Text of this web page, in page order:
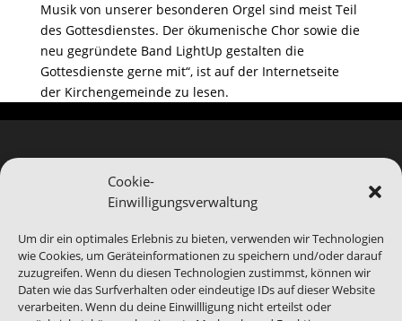
Cookie-
Einwilligungsverwaltung
Um dir ein optimales Erlebnis zu bieten, verwenden wir Technologien
wie Cookies, um Geräteinformationen zu speichern und/oder darauf
zuzugreifen. Wenn du diesen Technologien zustimmst, können wir
Daten wie das Surfverhalten oder eindeutige IDs auf dieser Website
verarbeiten. Wenn du deine Einwillligung nicht erteilst oder
Musik von unserer besonderen Orgel sind meist Teil
des Gottesdienstes. Der ökumenische Chor sowie die
neu gegründete Band LightUp gestalten die
Gottesdienste gerne mit“, ist auf der Internetseite
der Kirchengemeinde zu lesen.
Bei Blomberg24.de handelt es sich um ein Service-
Produkt von Blomberg Medien. Wir sind bei der
Abbildung von Veranstaltungen auf die
Informationen Dritter angewiesen, gerade das
benannte Ende eines Events kann abweichen.Daher